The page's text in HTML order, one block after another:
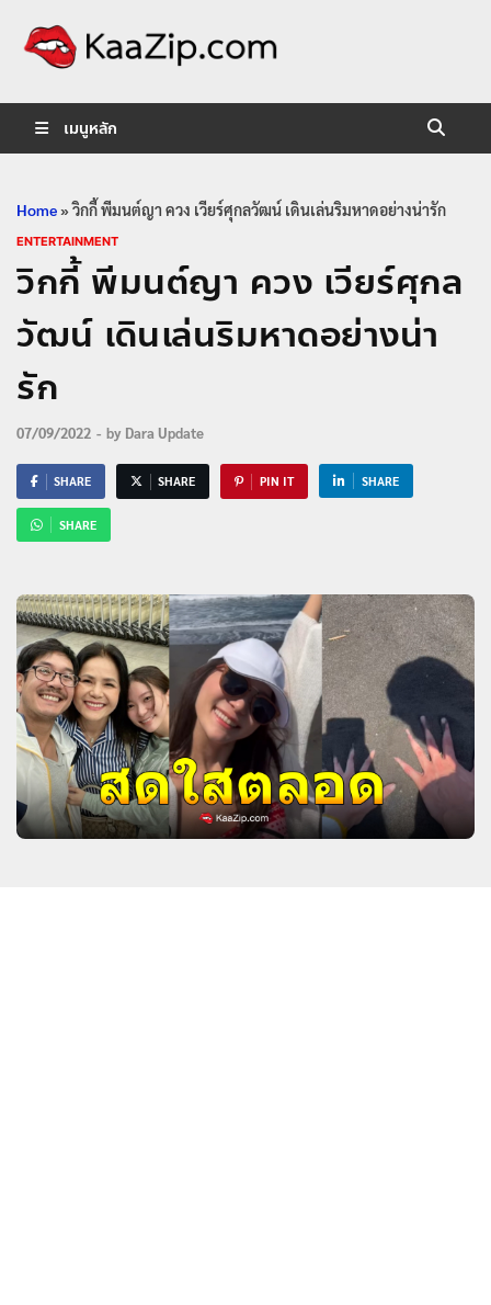
เมนูหลัก
Home»วิกกี้ พีมนต์ญา ควง เวียร์ศุกลวัฒน์ เดินเล่นริมหาดอย่างน่ารัก
ENTERTAINMENT
วิกกี้ พีมนต์ญา ควง เวียร์ศุกล
วัฒน์ เดินเล่นริมหาดอย่างน่า
รัก
07/09/2022 - by Dara Update
SHARE SHARE PIN IT SHARE
SHARE